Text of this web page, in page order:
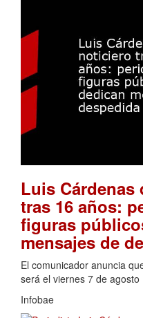
Luis
tras 16 años:
figuras
mensajes de
El comunicador anuncia
será el viernes 7 de agosto
Infobae